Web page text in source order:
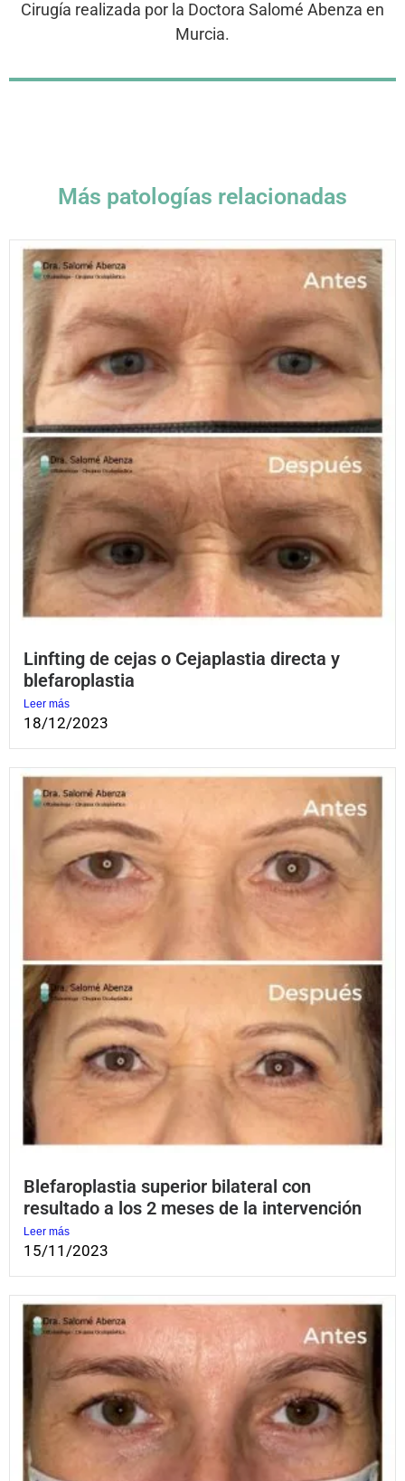
Cirugía realizada por la Doctora Salomé Abenza en
Murcia.
Más patologías relacionadas
Linfting de cejas o Cejaplastia directa y
blefaroplastia
Leer más
18/12/2023
Blefaroplastia superior bilateral con
resultado a los 2 meses de la intervención
Leer más
15/11/2023